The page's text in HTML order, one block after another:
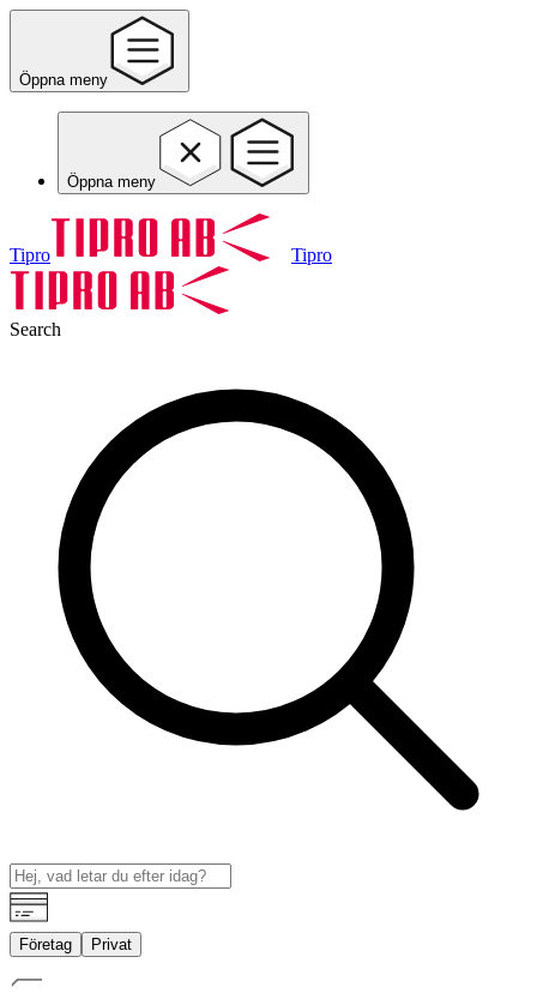
Öppna meny
Öppna meny
Tipro Tipro
Search
Företag Privat